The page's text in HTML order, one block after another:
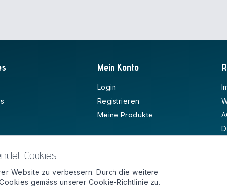
Cookies
Website zu verbessern. Durch die weitere
gemäss unserer Cookie-Richtlinie zu.
Mein Konto
Login
Registrieren
Meine Produkte